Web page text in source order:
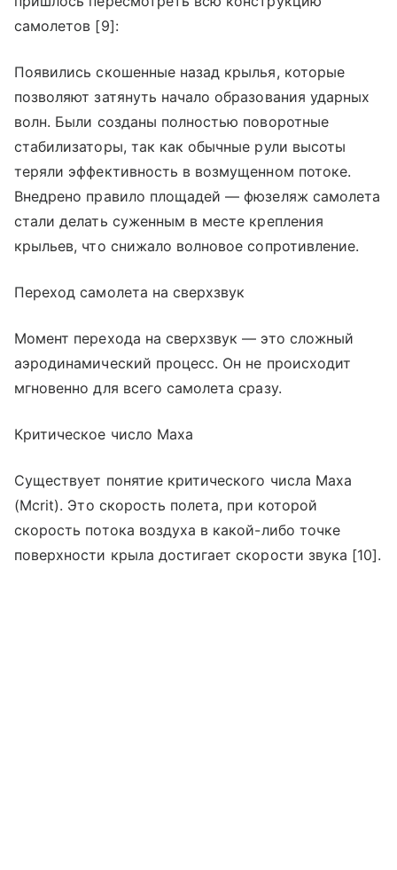
самолетов [9]:
Появились скошенные назад крылья, которые
позволяют затянуть начало образования ударных
волн. Были созданы полностью поворотные
стабилизаторы, так как обычные рули высоты
теряли эффективность в возмущенном потоке.
Внедрено правило площадей — фюзеляж самолета
стали делать суженным в месте крепления
крыльев, что снижало волновое сопротивление.
Переход самолета на сверхзвук
Момент перехода на сверхзвук — это сложный
аэродинамический процесс. Он не происходит
мгновенно для всего самолета сразу.
Критическое число Маха
Существует понятие критического числа Маха
(Mcrit). Это скорость полета, при которой
скорость потока воздуха в какой-либо точке
поверхности крыла достигает скорости звука [10].